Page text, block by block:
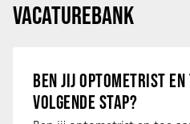
VACATUREBANK
BEN JIJ OPTOMETRIST
VOLGENDE STAP?